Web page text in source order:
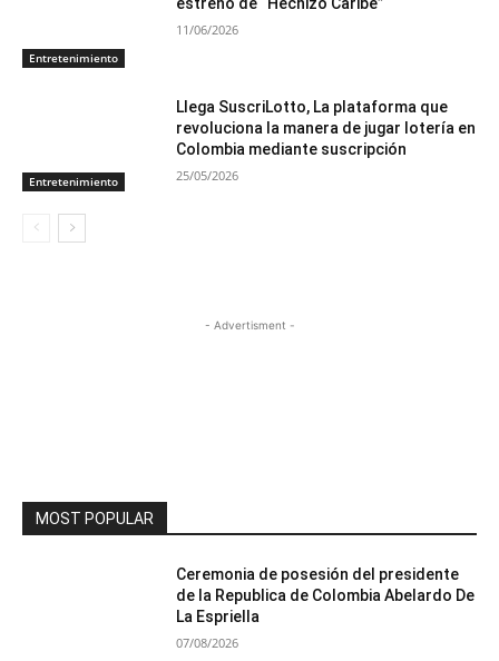
Entretenimiento
11/06/2026
Entretenimiento
Llega SuscriLotto, La plataforma que
revoluciona la manera de jugar lotería en
Colombia mediante suscripción
25/05/2026
- Advertisment -
MOST POPULAR
Ceremonia de posesión del presidente
de la Republica de Colombia Abelardo De
La Espriella
07/08/2026